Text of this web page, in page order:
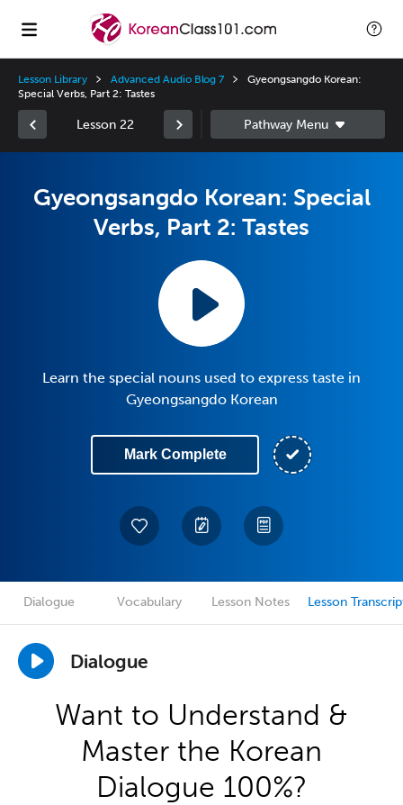
Lesson Library Advanced Audio Blog 7
Gyeongsangdo Korean:
Special Verbs, Part 2: Tastes
Lesson 22
Gyeongsangdo Korean: Special
Verbs, Part 2: Tastes
Learn the special nouns used to express taste in
Gyeongsangdo Korean
Mark Complete
Dialogue Vocabulary Lesson Notes Lesson
Dialogue
Want to Understand &
Master the Korean
Dialogue 100%?